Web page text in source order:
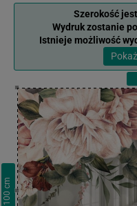
Szerokość
Wydruk zostanie
Istnieje możliwość
100
cm